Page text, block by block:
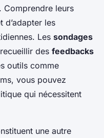
Comprendre leurs
d’adapter les
Les sondages
des feedbacks
outils comme
vous pouvez
qui nécessitent
une autre